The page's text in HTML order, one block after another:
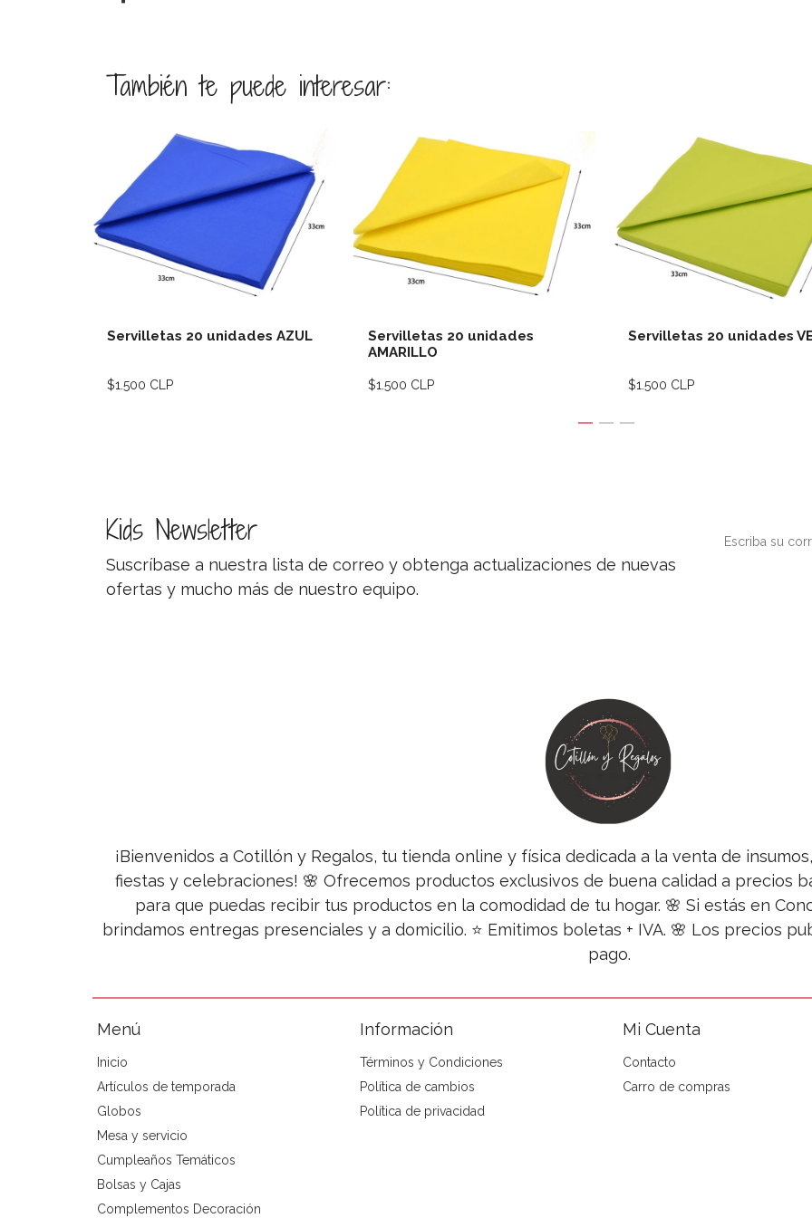
También te puede interesar:
Servilletas 20 unidades AZUL
Ver detalles
$1.500 CLP
Servilletas 20 unidades
AMARILLO
Ver detalles
$1.500 CLP
Servilletas 20 unidades
Ver
$1.500 CLP
Kids Newsletter
Suscríbase a nuestra lista de correo y obtenga actualizaciones de nuevas
ofertas y mucho más de nuestro equipo.
¡Bienvenidos a Cotillón y Regalos, tu tienda online y física dedicada a la venta de
fiestas y celebraciones! 🌸 Ofrecemos productos exclusivos de buena calidad a precios
para que puedas recibir tus productos en la comodidad de tu hogar. 🌸 Si estás en
brindamos entregas presenciales y a domicilio. ⭐ Emitimos boletas + IVA. 🌸 Los precios
pago.
Menú
Inicio
Artículos de temporada
Globos
Mesa y servicio
Cumpleaños Temáticos
Bolsas y Cajas
Complementos Decoración
Información
Términos y Condiciones
Política de cambios
Política de privacidad
Mi Cuenta
Contacto
Carro de compras